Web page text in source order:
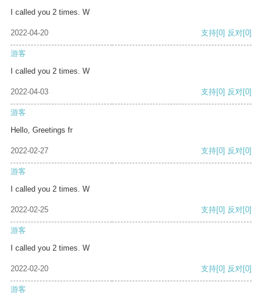
I called you 2 times. W
2022-04-20 支持[0] 反对[0]
游客
I called you 2 times. W
2022-04-03 支持[0] 反对[0]
游客
Hello, Greetings fr
2022-02-27 支持[0] 反对[0]
游客
I called you 2 times. W
2022-02-25 支持[0] 反对[0]
游客
I called you 2 times. W
2022-02-20 支持[0] 反对[0]
游客